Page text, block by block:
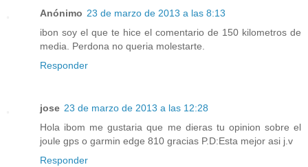
Anónimo 23 de marzo de 2013 a las 8:13
ibon soy el que te hice el comentario de 150 kilometros de
media. Perdona no queria molestarte.
Responder
jose 23 de marzo de 2013 a las 12:28
Hola ibom me gustaria que me dieras tu opinion sobre el
joule gps o garmin edge 810 gracias P.D:Esta mejor asi j.v
Responder